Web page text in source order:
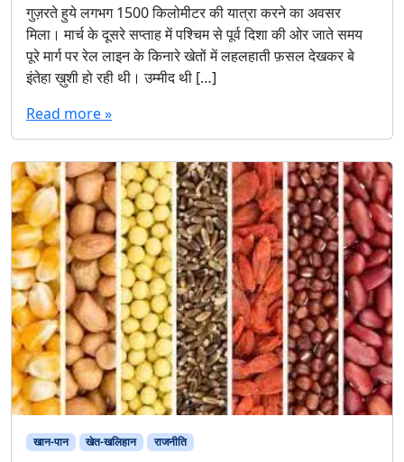
गुज़रते हुये लगभग 1500 किलोमीटर की यात्रा करने का अवसर
मिला। मार्च के दूसरे सप्ताह में पश्चिम से पूर्व दिशा की ओर जाते समय
पूरे मार्ग पर रेल लाइन के किनारे खेतों में लहलहाती फ़सल देखकर बे
इंतेहा ख़ुशी हो रही थी। उम्मीद थी […]
Read more »
खान-पान खेत-खलिहान राजनीति